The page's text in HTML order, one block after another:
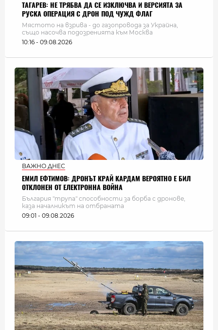
ТАГАРЕВ: НЕ ТРЯБВА ДА СЕ ИЗКЛЮЧВА И ВЕРСИЯТА ЗА
РУСКА ОПЕРАЦИЯ С ДРОН ПОД ЧУЖД ФЛАГ
Мястото на взрива - до газопровода за Украйна,
също насочва подозренията към Москва
10:16 - 09.08.2026
ВАЖНО ДНЕС
ЕМИЛ ЕФТИМОВ: ДРОНЪТ КРАЙ КАРДАМ ВЕРОЯТНО Е БИЛ
ОТКЛОНЕН ОТ ЕЛЕКТРОННА ВОЙНА
България "трупа" способности за борба с дронове,
каза началникът на отбраната
09:01 - 09.08.2026